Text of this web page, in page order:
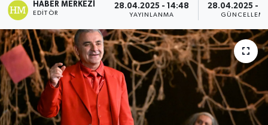
HABER MERKEZI
EDITÖR
28.04.2025 - 14:48
YAYINLANMA
28.04.2025 -